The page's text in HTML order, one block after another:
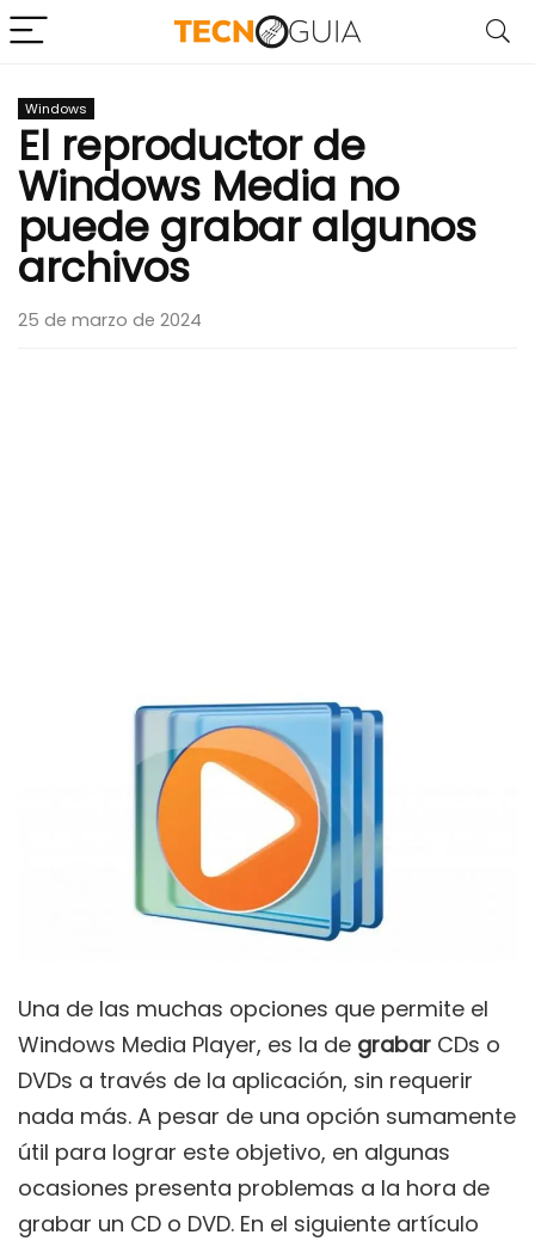
Windows
El reproductor de
Windows Media no
puede grabar algunos
archivos
25 de marzo de 2024
Una de las muchas opciones que permite el
Windows Media Player, es la de grabar CDs o
DVDs a través de la aplicación, sin requerir
nada más. A pesar de una opción sumamente
útil para lograr este objetivo, en algunas
ocasiones presenta problemas a la hora de
grabar un CD o DVD. En el siguiente artículo